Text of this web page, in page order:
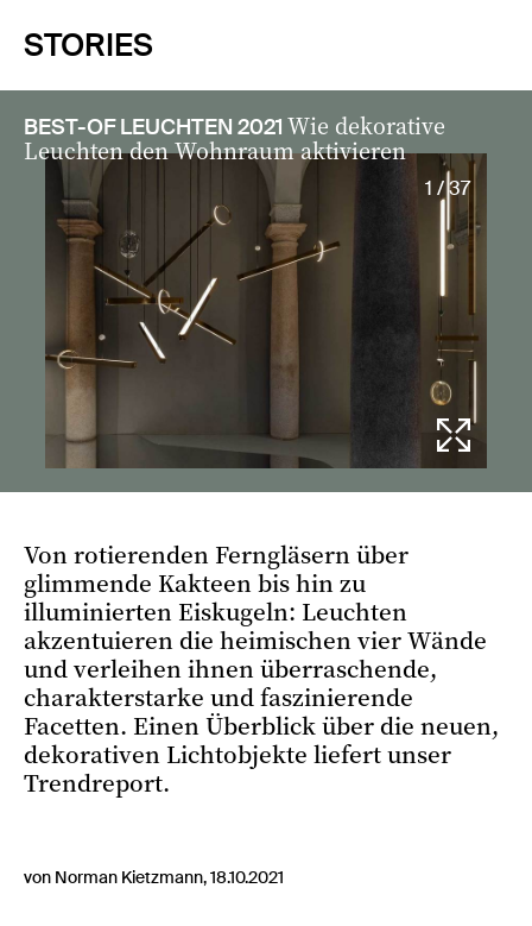
STORIES
BEST-OF LEUCHTEN 2021 Wie dekorative
Leuchten den Wohnraum aktivieren
1 / 37
Von rotierenden Ferngläsern über
glimmende Kakteen bis hin zu
illuminierten Eiskugeln: Leuchten
akzentuieren die heimischen vier Wände
und verleihen ihnen überraschende,
charakterstarke und faszinierende
Facetten. Einen Überblick über die neuen,
dekorativen Lichtobjekte liefert unser
Trendreport.
von Norman Kietzmann, 18.10.2021